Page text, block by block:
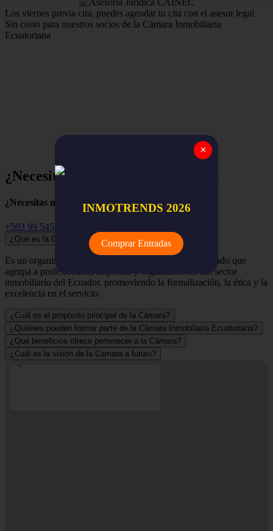
Los viernes previa cita, puedes agendar tu cita con el asesor legal
Sin costo para nuestros socios de la Cámara Inmobiliaria
Ecuatoriana
¿Necesitas ayuda? Empieza aquí...
¿Necesitas más información?
+593 99 545 3741
¿Qué es la Cámara Inmobiliaria Ecuatoriana?
Es un organismo independiente, renovador y despolitizado que
agrupa a profesionales, empresas y organizaciones del sector
inmobiliario del Ecuador, promoviendo la formalización, la ética y la
excelencia en el servicio.
¿Cuál es el propósito principal de la Cámara?
¿Quiénes pueden formar parte de la Cámara Inmobiliaria Ecuatoriana?
¿Qué beneficios ofrece pertenecer a la Cámara?
¿Cuál es la visión de la Cámara a futuro?
✕
INMOTRENDS 2026
Comprar Entradas